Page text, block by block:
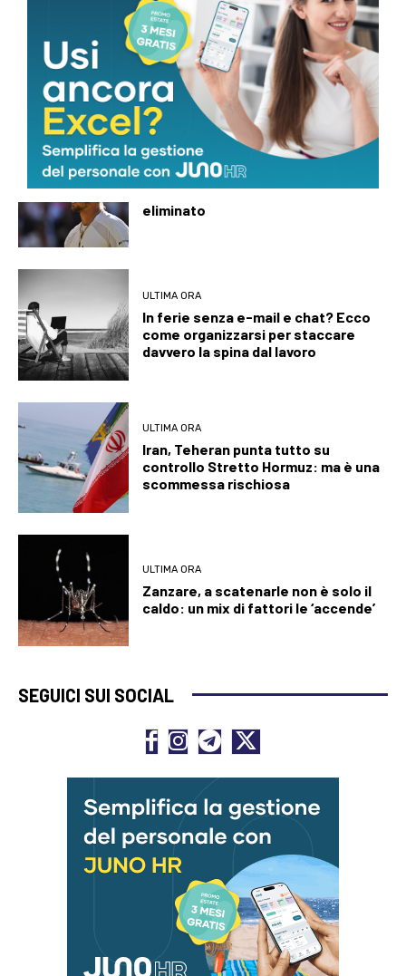
ULTIMA ORA
Il prof dei record si dimette, il caso
Arday scuote Cambridge
ULTIMA ORA
Sorpresa a Montreal, Zverev subito
eliminato
ULTIMA ORA
In ferie senza e-mail e chat? Ecco
come organizzarsi per staccare
davvero la spina dal lavoro
ULTIMA ORA
Iran, Teheran punta tutto su
controllo Stretto Hormuz: ma è una
scommessa rischiosa
ULTIMA ORA
Zanzare, a scatenarle non è solo il
caldo: un mix di fattori le ‘accende’
SEGUICI SUI SOCIAL